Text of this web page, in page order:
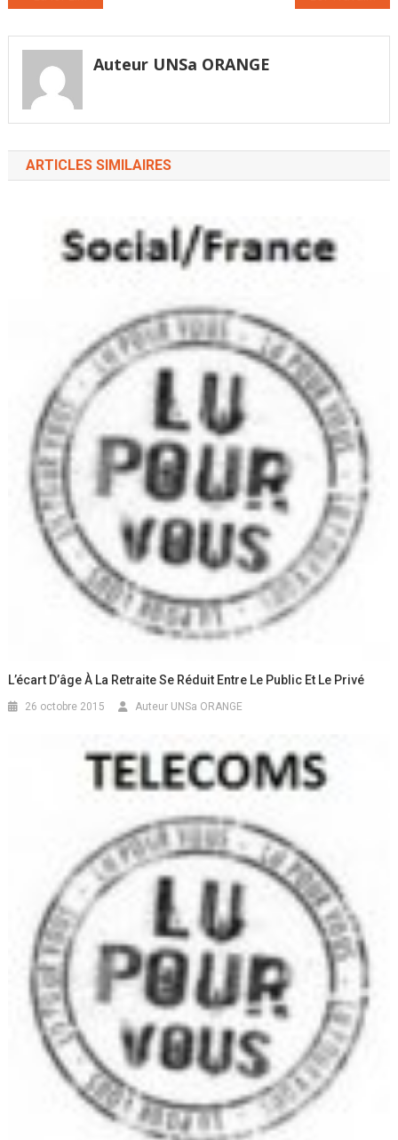
marathon
L'occasion, pour les
députés, de…
de
l’article
Auteur UNSa ORANGE
ARTICLES SIMILAIRES
L’écart D’âge À La Retraite Se Réduit Entre Le Public Et Le Privé
26 octobre 2015 Auteur UNSa ORANGE